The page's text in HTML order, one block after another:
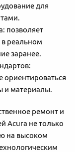
для
позволяет
в реальном
заранее.
ориентироваться
и материалы.
ремонт и
Acura не только
на высоком